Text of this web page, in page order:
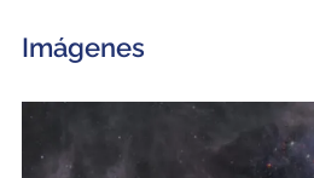
Imágenes